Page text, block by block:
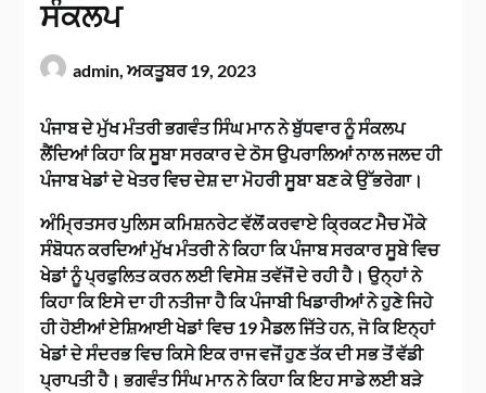
ਸੰਕਲਪ
admin,ਅਕਤੂਬਰ 19, 2023
ਪੰਜਾਬ ਦੇ ਮੁੱਖ ਮੰਤਰੀ ਭਗਵੰਤ ਸਿੰਘ ਮਾਨ ਨੇ ਬੁੱਧਵਾਰ ਨੂੰ ਸੰਕਲਪ
ਲੈਂਦਿਆਂ ਕਿਹਾ ਕਿ ਸੂਬਾ ਸਰਕਾਰ ਦੇ ਠੋਸ ਉਪਰਾਲਿਆਂ ਨਾਲ ਜਲਦ ਹੀ
ਪੰਜਾਬ ਖੇਡਾਂ ਦੇ ਖੇਤਰ ਵਿਚ ਦੇਸ਼ ਦਾ ਮੋਹਰੀ ਸੂਬਾ ਬਣ ਕੇ ਉੱਭਰੇਗਾ।
ਅੰਮ੍ਰਿਤਸਰ ਪੁਲਿਸ ਕਮਿਸ਼ਨਰੇਟ ਵੱਲੋਂ ਕਰਵਾਏ ਕ੍ਰਿਕਟ ਮੈਚ ਮੌਕੇ
ਸੰਬੋਧਨ ਕਰਦਿਆਂ ਮੁੱਖ ਮੰਤਰੀ ਨੇ ਕਿਹਾ ਕਿ ਪੰਜਾਬ ਸਰਕਾਰ ਸੂਬੇ ਵਿਚ
ਖੇਡਾਂ ਨੂੰ ਪ੍ਰਫੁਲਿਤ ਕਰਨ ਲਈ ਵਿਸੇਸ਼ ਤਵੱਜੋਂ ਦੇ ਰਹੀ ਹੈ। ਉਨ੍ਹਾਂ ਨੇ
ਕਿਹਾ ਕਿ ਇਸੇ ਦਾ ਹੀ ਨਤੀਜਾ ਹੈ ਕਿ ਪੰਜਾਬੀ ਖਿਡਾਰੀਆਂ ਨੇ ਹੁਣੇ ਜਿਹੇ
ਹੀ ਹੋਈਆਂ ਏਸ਼ਿਆਈ ਖੇਡਾਂ ਵਿਚ 19 ਮੈਡਲ ਜਿੱਤੇ ਹਨ, ਜੋ ਕਿ ਇਨ੍ਹਾਂ
ਖੇਡਾਂ ਦੇ ਸੰਦਰਭ ਵਿਚ ਕਿਸੇ ਇਕ ਰਾਜ ਵਜੋਂ ਹੁਣ ਤੱਕ ਦੀ ਸਭ ਤੋਂ ਵੱਡੀ
ਪ੍ਰਾਪਤੀ ਹੈ। ਭਗਵੰਤ ਸਿੰਘ ਮਾਨ ਨੇ ਕਿਹਾ ਕਿ ਇਹ ਸਾਡੇ ਲਈ ਬੜੇ